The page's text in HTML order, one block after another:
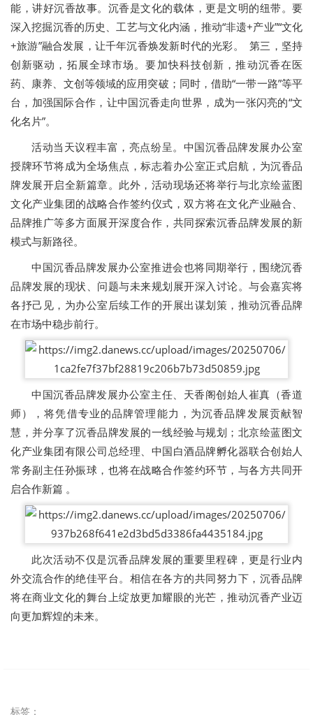
能，讲好沉香故事。沉香是文化的载体，更是文明的纽带。要
深入挖掘沉香的历史、工艺与文化内涵，推动“非遗+产业”“文化
+旅游”融合发展，让千年沉香焕发新时代的光彩。 第三，坚持
创新驱动，拓展全球市场。要加快科技创新，推动沉香在医
药、康养、文创等领域的应用突破；同时，借助“一带一路”等平
台，加强国际合作，让中国沉香走向世界，成为一张闪亮的“文
化名片”。
活动当天议程丰富，亮点纷呈。中国沉香品牌发展办公室
授牌环节将成为全场焦点，标志着办公室正式启航，为沉香品
牌发展开启全新篇章。此外，活动现场还将举行与北京绘蓝图
文化产业集团的战略合作签约仪式，双方将在文化产业融合、
品牌推广等多方面展开深度合作，共同探索沉香品牌发展的新
模式与新路径。
中国沉香品牌发展办公室推进会也将同期举行，围绕沉香
品牌发展的现状、问题与未来规划展开深入讨论。与会嘉宾将
各抒己见，为办公室后续工作的开展出谋划策，推动沉香品牌
在市场中稳步前行。
中国沉香品牌发展办公室主任、天香阁创始人崔真（香道
师），将凭借专业的品牌管理能力，为沉香品牌发展贡献智
慧，并分享了沉香品牌发展的一线经验与规划；北京绘蓝图文
化产业集团有限公司总经理、中国白酒品牌孵化器联合创始人
常务副主任孙振球，也将在战略合作签约环节，与各方共同开
启合作新篇 。
此次活动不仅是沉香品牌发展的重要里程碑，更是行业内
外交流合作的绝佳平台。相信在各方的共同努力下，沉香品牌
将在商业文化的舞台上绽放更加耀眼的光芒，推动沉香产业迈
向更加辉煌的未来。
标签：